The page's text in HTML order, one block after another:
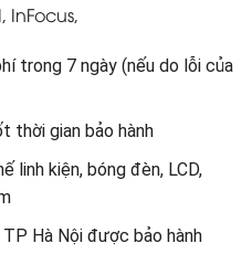
InFocus,
trong 7 ngày (nếu do lỗi của
thời gian bảo hành
linh kiện, bóng đèn, LCD,
Hà Nội được bảo hành